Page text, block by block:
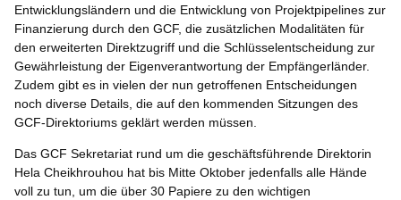
Entwicklungsländern und die Entwicklung von Projektpipelines zur
Finanzierung durch den GCF, die zusätzlichen Modalitäten für
den erweiterten Direktzugriff und die Schlüsselentscheidung zur
Gewährleistung der Eigenverantwortung der Empfängerländer.
Zudem gibt es in vielen der nun getroffenen Entscheidungen
noch diverse Details, die auf den kommenden Sitzungen des
GCF-Direktoriums geklärt werden müssen.
Das GCF Sekretariat rund um die geschäftsführende Direktorin
Hela Cheikhrouhou hat bis Mitte Oktober jedenfalls alle Hände
voll zu tun, um die über 30 Papiere zu den wichtigen